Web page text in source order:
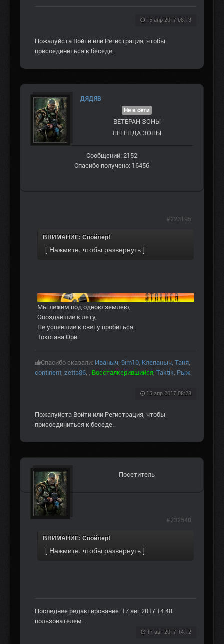
15 апр 2017 08:13
Пожалуйста Войти или Регистрация , чтобы
присоединиться к беседе.
ДЯДЯВ
Не в сети
ВЕТЕРАН ЗOНЫ
ЛЕГЕНДА ЗОНЫ
Сообщений: 2152
Спасибо получено: 16456
ВНИМАНИЕ: Спойлер!
Мы лежим под одною землею,
Опоздавшие к лету,
Не успевшие к свету пробиться.
Токогава Ори.
Спасибо сказали: Иваныч 9im10 Клепаныч Таня
continent zetta86 Воссталкерившийся Taktik Рыж
15 апр 2017 08:28
#223195
Пожалуйста Войти или Регистрация , чтобы
присоединиться к беседе.
Посетитель
ВНИМАНИЕ: Спойлер!
Последнее редактирование: 17 авг 2017 14:48
пользователем
17 авг 2017 14:12
#232540